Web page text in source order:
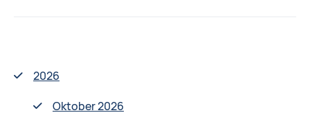
wissen
2026
Oktober 2026